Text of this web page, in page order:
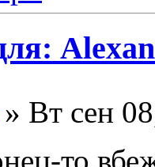
» Вт сен
то